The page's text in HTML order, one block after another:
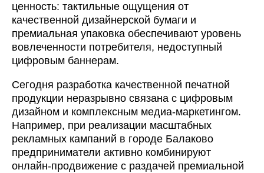
ценность: тактильные ощущения от
качественной дизайнерской бумаги и
премиальная упаковка обеспечивают уровень
вовлеченности потребителя, недоступный
цифровым баннерам.
Сегодня разработка качественной печатной
продукции неразрывно связана с цифровым
дизайном и комплексным медиа-маркетингом.
Например, при реализации масштабных
рекламных кампаний в городе Балаково
предприниматели активно комбинируют
онлайн-продвижение с раздачей премиальной